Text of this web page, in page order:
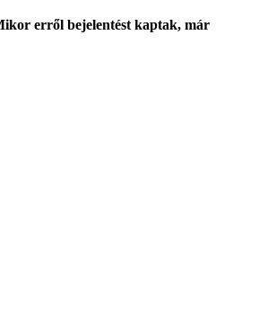
erről bejelentést kaptak, már